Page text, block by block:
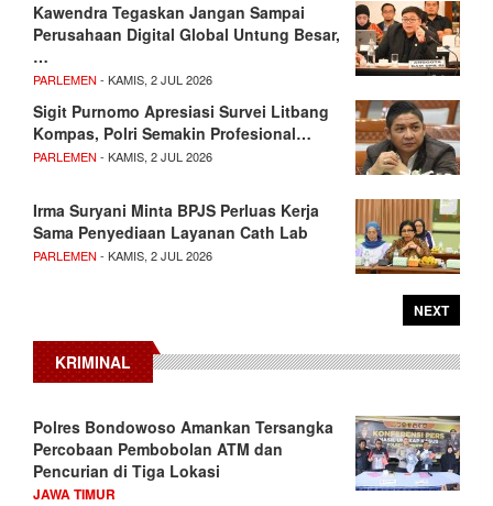
Kawendra Tegaskan Jangan Sampai
Perusahaan Digital Global Untung Besar,
…
PARLEMEN - KAMIS, 2 JUL 2026
Sigit Purnomo Apresiasi Survei Litbang
Kompas, Polri Semakin Profesional…
PARLEMEN - KAMIS, 2 JUL 2026
Irma Suryani Minta BPJS Perluas Kerja
Sama Penyediaan Layanan Cath Lab
PARLEMEN - KAMIS, 2 JUL 2026
NEXT
KRIMINAL
Polres Bondowoso Amankan Tersangka
Percobaan Pembobolan ATM dan
Pencurian di Tiga Lokasi
JAWA TIMUR